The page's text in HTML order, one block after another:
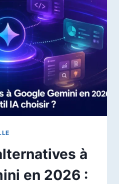
à
en 2026 :